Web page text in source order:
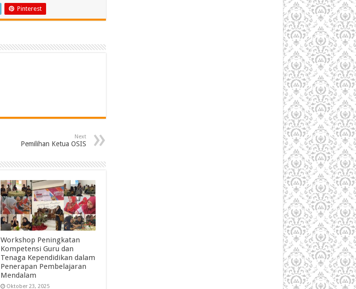
Pinterest
Next
Pemilihan Ketua OSIS
Workshop Peningkatan
Kompetensi Guru dan
Tenaga Kependidikan dalam
Penerapan Pembelajaran
Mendalam
Oktober 23, 2025